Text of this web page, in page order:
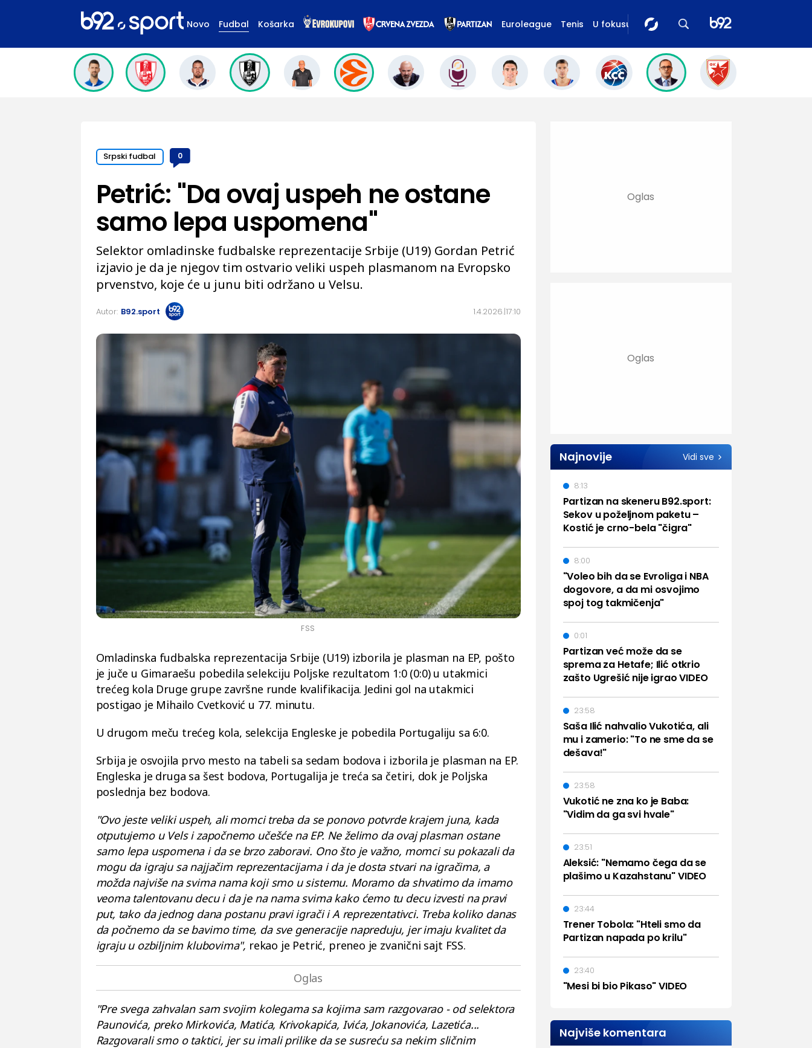
Novo Fudbal Košarka Euroleague Tenis U fokusu
Srpski fudbal 0
1.4.2026. 17:10
Petrić: "Da ovaj uspeh ne ostane
samo lepa uspomena"
Selektor omladinske fudbalske reprezentacije Srbije (U19) Gordan Petrić
izjavio je da je njegov tim ostvario veliki uspeh plasmanom na Evropsko
prvenstvo, koje će u junu biti održano u Velsu.
Autor: B92.sport
FSS
Omladinska fudbalska reprezentacija Srbije (U19) izborila je plasman na EP, pošto
je juče u Gimaraešu pobedila selekciju Poljske rezultatom 1:0 (0:0) u utakmici
trećeg kola Druge grupe završne runde kvalifikacija. Jedini gol na utakmici
postigao je Mihailo Cvetković u 77. minutu.
U drugom meču trećeg kola, selekcija Engleske je pobedila Portugaliju sa 6:0.
Srbija je osvojila prvo mesto na tabeli sa sedam bodova i izborila je plasman na EP.
Engleska je druga sa šest bodova, Portugalija je treća sa četiri, dok je Poljska
poslednja bez bodova.
"Ovo jeste veliki uspeh, ali momci treba da se ponovo potvrde krajem juna, kada
otputujemo u Vels i započnemo učešće na EP. Ne želimo da ovaj plasman ostane
samo lepa uspomena i da se brzo zaboravi. Ono što je važno, momci su pokazali da
mogu da igraju sa najjačim reprezentacijama i da je dosta stvari na igračima, a
možda najviše na svima nama koji smo u sistemu. Moramo da shvatimo da imamo
veoma talentovanu decu i da je na nama svima kako ćemo tu decu izvesti na pravi
put, tako da jednog dana postanu pravi igrači i A reprezentativci. Treba koliko danas
da počnemo da se bavimo time, da sve generacije napreduju, jer imaju kvalitet da
igraju u ozbiljnim klubovima", rekao je Petrić, preneo je zvanični sajt FSS.
"Pre svega zahvalan sam svojim kolegama sa kojima sam razgovarao - od selektora
Paunovića, preko Mirkovića, Matića, Krivokapića, Ivića, Jokanovića, Lazetića...
Razgovarali smo o taktici, jer su imali prilike da se susreću sa nekim sličnim
Najnovije Vidi sve
Partizan na skeneru B92.sport:
Sekov u poželjnom paketu –
Kostić je crno-bela "čigra"
8:13
"Voleo bih da se Evroliga i NBA
dogovore, a da mi osvojimo
spoj tog takmičenja"
8:00
Partizan već može da se
sprema za Hetafe; Ilić otkrio
zašto Ugrešić nije igrao VIDEO
0:01
Saša Ilić nahvalio Vukotića, ali
mu i zamerio: "To ne sme da se
dešava!"
23:58
Vukotić ne zna ko je Baba:
"Vidim da ga svi hvale"
23:58
Aleksić: "Nemamo čega da se
plašimo u Kazahstanu" VIDEO
23:51
Trener Tobola: "Hteli smo da
Partizan napada po krilu"
23:44
"Mesi bi bio Pikaso" VIDEO
23:40
Najviše komentara